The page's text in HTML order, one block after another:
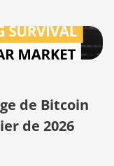
de Bitcoin
de 2026